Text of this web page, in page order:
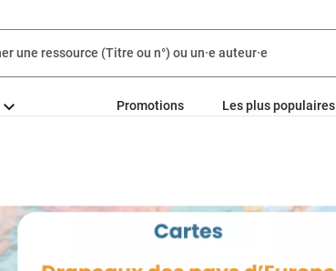
Promotions Les plus populaires